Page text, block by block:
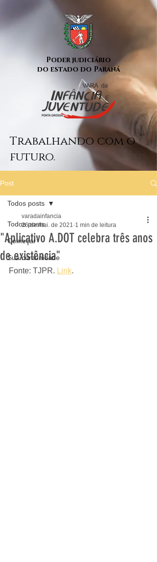
Poder judiciário
do estado do Paraná
Trabalhando com o
futuro.
Post
Todos posts
Começar
Sua comunidade
Todos posts
"Aplicativo A.DOT celebra três anos
de existência"
varadainfancia
26 de mai. de 2021 1 min de leitura
Fonte: TJPR. Link.